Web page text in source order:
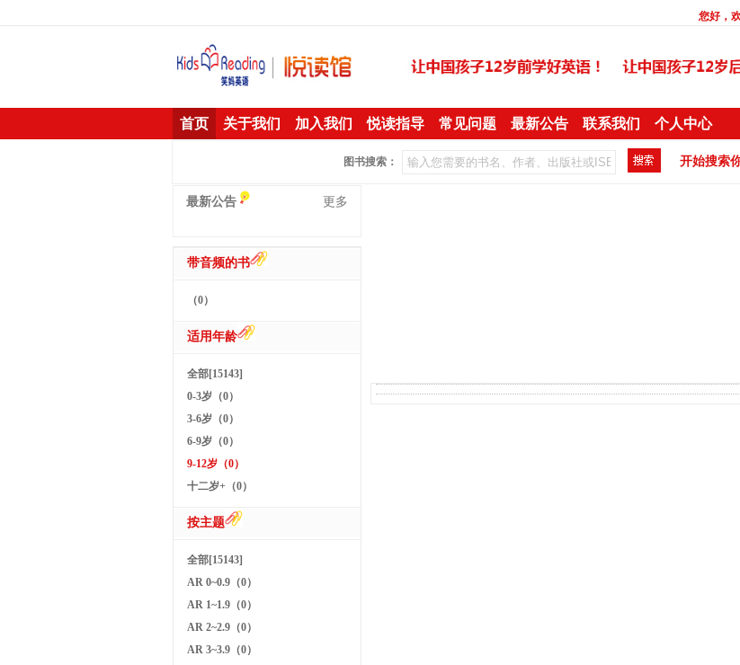
您好，
首页 关于我们 加入我们 悦读指导 常见问题 最新公告 联系我们 个人中心
图书搜索： 开始搜索
最新公告 更多
带音频的书
（0）
适用年龄
全部[15143]
0-3岁（0）
3-6岁（0）
6-9岁（0）
9-12岁（0）
十二岁+（0）
按主题
全部[15143]
AR 0~0.9（0）
AR 1~1.9（0）
AR 2~2.9（0）
AR 3~3.9（0）